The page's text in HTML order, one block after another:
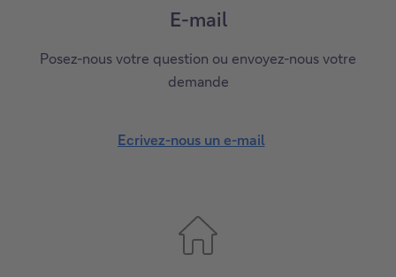
E-mail
Posez-nous votre question ou envoyez-nous votre
demande
Ecrivez-nous un e-mail